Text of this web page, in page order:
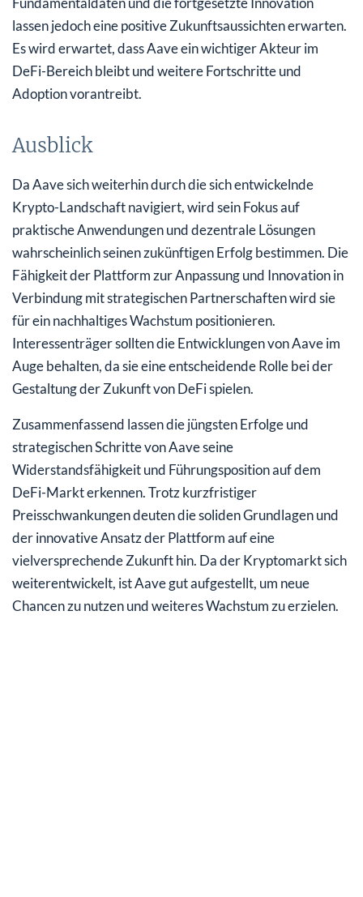
lassen jedoch eine positive Zukunftsaussichten erwarten.
Es wird erwartet, dass Aave ein wichtiger Akteur im
DeFi-Bereich bleibt und weitere Fortschritte und
Adoption vorantreibt.
Ausblick
Da Aave sich weiterhin durch die sich entwickelnde
Krypto-Landschaft navigiert, wird sein Fokus auf
praktische Anwendungen und dezentrale Lösungen
wahrscheinlich seinen zukünftigen Erfolg bestimmen. Die
Fähigkeit der Plattform zur Anpassung und Innovation in
Verbindung mit strategischen Partnerschaften wird sie
für ein nachhaltiges Wachstum positionieren.
Interessenträger sollten die Entwicklungen von Aave im
Auge behalten, da sie eine entscheidende Rolle bei der
Gestaltung der Zukunft von DeFi spielen.
Zusammenfassend lassen die jüngsten Erfolge und
strategischen Schritte von Aave seine
Widerstandsfähigkeit und Führungsposition auf dem
DeFi-Markt erkennen. Trotz kurzfristiger
Preisschwankungen deuten die soliden Grundlagen und
der innovative Ansatz der Plattform auf eine
vielversprechende Zukunft hin. Da der Kryptomarkt sich
weiterentwickelt, ist Aave gut aufgestellt, um neue
Chancen zu nutzen und weiteres Wachstum zu erzielen.